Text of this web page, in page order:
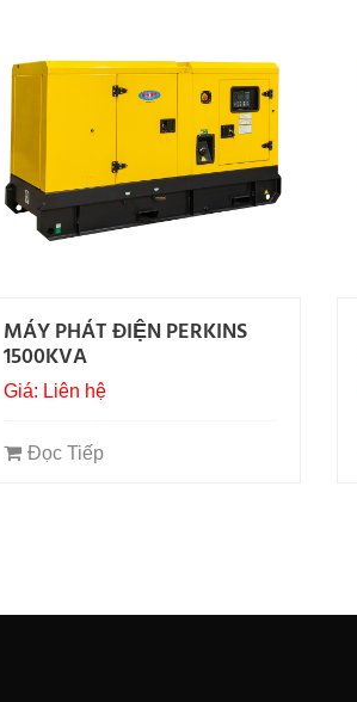
MÁY PHÁT ĐIỆN PERKINS
1500KVA
Giá: Liên hệ
Đọc Tiếp